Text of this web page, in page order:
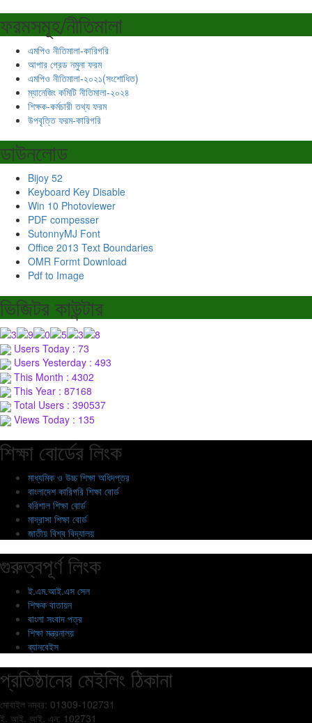
ফরমসমূহ/নীতিমালা
এমপিও নীতিমালা-কারিগরি
আপার গ্রেড নমুনা ফরম
এমপিও নীতিমালা-২০২১(সংশোধিত)
ম্যানেজিং কমিটি নীতিমালা-২০২৪
শিক্ষক-কর্মচারী তথ্য ফরম
উপবৃত্তি ফরম-কারিগরি
ডাউনলোড
Bijoy 52
Keyboard Key Disable
Win 10 Photoviewer
PDF compesser
SutonnyMJ Font
Office 2013 Text Boundaries
OMR Formt Download
Pdf to Image
ভিজিটর কাউন্টার
Users Today : 73
Users Yesterday : 493
This Month : 4302
This Year : 87168
Total Users : 390537
Views Today : 135
শিক্ষা বোর্ডের লিংক
মাধ্যমিক ও উচ্চ শিক্ষা অধিদপ্তর
বাংলাদেশ কারিগরি শিক্ষা বোর্ড
বরিশাল শিক্ষা বোর্ড
মাদ্রাসা শিক্ষা বোর্ড
জাতীয় বিশ্ব বিদ্যালয়
গুরুত্বপূর্ণ লিংক
ই.এম.আই.এস সেল
শিক্ষক বাতায়ন
বাংলা সংবাদ পত্র
শিক্ষা মন্ত্রনালয়
ব্যানবেইস
প্রতিষ্ঠানের মেইলিং ঠিকানা
মোবাইল নম্বর: 01309-102731
ই. আই. আই. এন: 102731